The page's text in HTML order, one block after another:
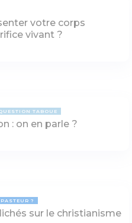
votre corps
vivant ?
TABOUE
: on en parle ?
?
sur le christianisme